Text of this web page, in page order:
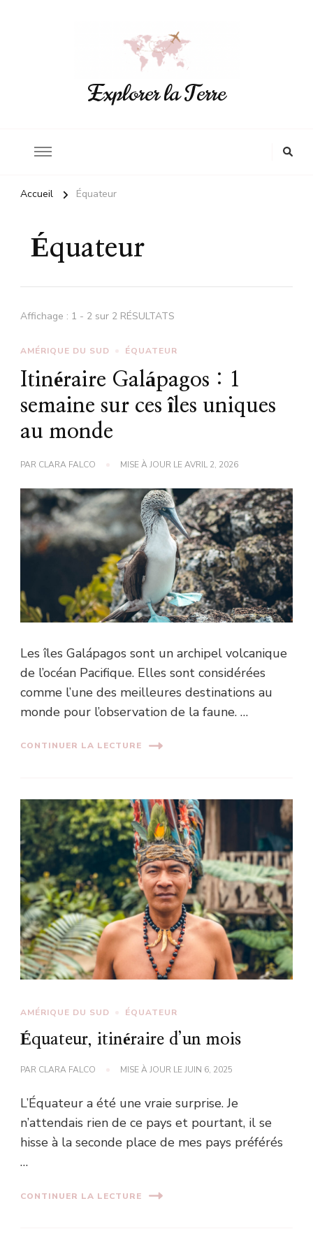
Explorer la Terre
Accueil Équateur
Équateur
Affichage : 1 - 2 sur 2 RÉSULTATS
AMÉRIQUE DU SUD ÉQUATEUR
Itinéraire Galápagos : 1
semaine sur ces îles uniques
au monde
PAR CLARA FALCO MISE À JOUR LEAVRIL 2, 2026
Les îles Galápagos sont un archipel volcanique
de l’océan Pacifique. Elles sont considérées
comme l’une des meilleures destinations au
monde pour l’observation de la faune. …
CONTINUER LA LECTURE
AMÉRIQUE DU SUD ÉQUATEUR
Équateur, itinéraire d’un mois
PAR CLARA FALCO MISE À JOUR LEJUIN 6, 2025
L’Équateur a été une vraie surprise. Je
n’attendais rien de ce pays et pourtant, il se
hisse à la seconde place de mes pays préférés
…
CONTINUER LA LECTURE